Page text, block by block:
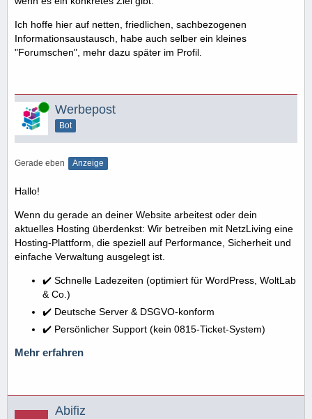
Ich hoffe hier auf netten, friedlichen, sachbezogenen
Informationsaustausch, habe auch selber ein kleines
"Forumschen", mehr dazu später im Profil.
Online Werbepost
Bot
Gerade eben Anzeige
Hallo!
Wenn du gerade an deiner Website arbeitest oder dein
aktuelles Hosting überdenkst: Wir betreiben mit NetzLiving eine
Hosting-Plattform, die speziell auf Performance, Sicherheit und
einfache Verwaltung ausgelegt ist.
✔️ Schnelle Ladezeiten (optimiert für WordPress, WoltLab
& Co.)
✔️ Deutsche Server & DSGVO-konform
✔️ Persönlicher Support (kein 0815-Ticket-System)
Mehr erfahren
Abifiz